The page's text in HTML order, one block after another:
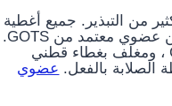
من التبذير. جميع أغطية
الكول مصنوع من بوصتين فاخرتين من اللاتكس العضوي المعتمد من GOTS ، ومغلف بغطاء قطني
بالفعل. عضوي